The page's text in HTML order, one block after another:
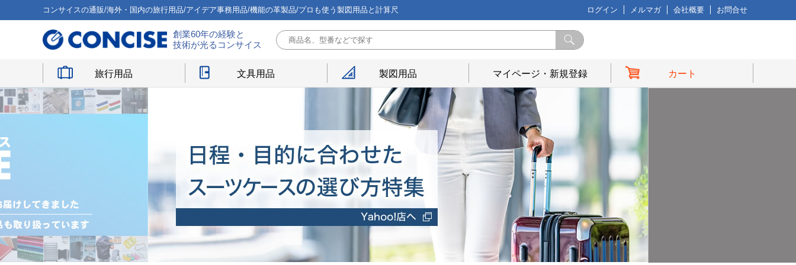
コンサイスの通販/海外・国内の旅行用品/アイデア事務用品/機能の革製品/プロも使う製図用品と計算尺 ログイン メルマガ 会社概要 お問合せ
創業60年の経験と
技術が光るコンサイス
旅行用品 文具用品 製図用品 マイページ・新規登録 カート